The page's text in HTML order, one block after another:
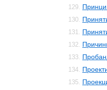
129.
130.
131.
132.
133.
134.
135.